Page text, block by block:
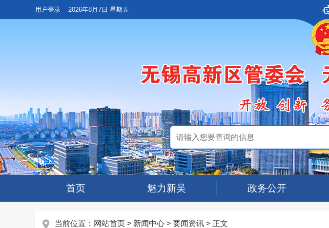
用户登录 2026年8月7日 星期五
首页 魅力新吴 政务公开
当前位置： 网站首页 > 新闻中心 > 要闻资讯 > 正文